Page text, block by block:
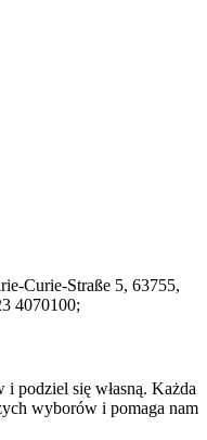
Curie-Straße 5, 63755,
4070100;
podziel się własną. Każda
wyborów i pomaga nam